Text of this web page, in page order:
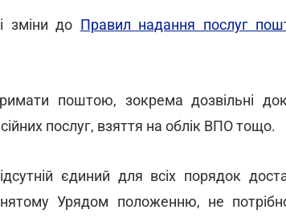
зміни до Правил надання послуг
поштою, зокрема дозвільні
послуг, взяття на облік ВПО тощо.
єдиний для всіх порядок
Урядом положенню, не